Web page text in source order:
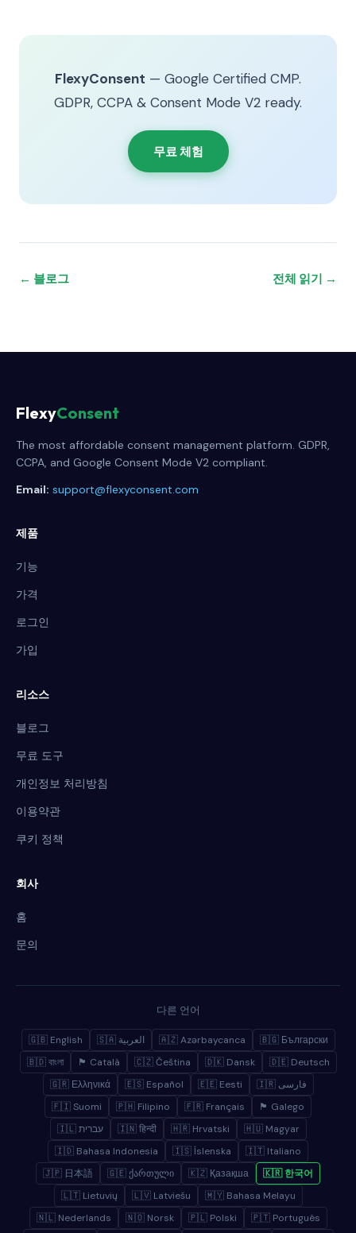
FlexyConsent — Google Certified CMP.
GDPR, CCPA & Consent Mode V2 ready.
무료 체험
← 블로그 전체 읽기 →
FlexyConsent
The most affordable consent management platform. GDPR,
CCPA, and Google Consent Mode V2 compliant.
Email: support@flexyconsent.com
제품
기능
가격
로그인
가입
리소스
블로그
무료 도구
개인정보 처리방침
이용약관
쿠키 정책
회사
홈
문의
다른 언어
🇬🇧 English 🇸🇦 العربية 🇦🇿 Azərbaycanca
🇧🇬 Български
🇧🇩 বাংলা
🏴 Català 🇨🇿 Čeština 🇩🇰 Dansk
🇩🇪 Deutsch
🇬🇷 Ελληνικά
🇪🇸 Español 🇪🇪 Eesti
🇮🇷 فارسی
🇫🇮 Suomi
🇵🇭 Filipino 🇫🇷 Français
🏴 Galego
🇮🇱 עברית
🇮🇳 हिन्दी 🇭🇷 Hrvatski
🇭🇺 Magyar
🇮🇩 Bahasa Indonesia
🇮🇸 Íslenska
🇮🇹 Italiano
🇯🇵 日本語
🇬🇪 ქართული 🇰🇿 Қазақша
🇰🇷 한국어
🇱🇹 Lietuvių
🇱🇻 Latviešu
🇲🇾 Bahasa Melayu
🇳🇱 Nederlands
🇳🇴 Norsk 🇵🇱 Polski 🇵🇹 Português